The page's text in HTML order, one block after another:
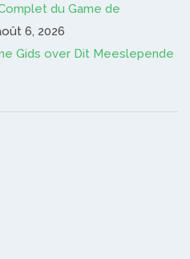
du Game de
6, 2026
Gids over Dit Meeslepende